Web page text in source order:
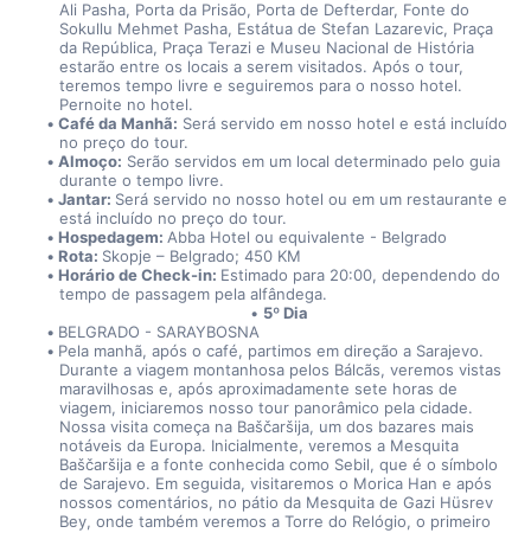
Ali Pasha, Porta da Prisão, Porta de Defterdar, Fonte do
Sokullu Mehmet Pasha, Estátua de Stefan Lazarevic, Praça
da República, Praça Terazi e Museu Nacional de História
estarão entre os locais a serem visitados. Após o tour,
teremos tempo livre e seguiremos para o nosso hotel.
Pernoite no hotel.
Café da Manhã: Será servido em nosso hotel e está incluído
no preço do tour.
Almoço: Serão servidos em um local determinado pelo guia
durante o tempo livre.
Jantar: Será servido no nosso hotel ou em um restaurante e
está incluído no preço do tour.
Hospedagem: Abba Hotel ou equivalente - Belgrado
Rota: Skopje – Belgrado; 450 KM
Horário de Check-in: Estimado para 20:00, dependendo do
tempo de passagem pela alfândega.
5º Dia
BELGRADO - SARAYBOSNA
Pela manhã, após o café, partimos em direção a Sarajevo.
Durante a viagem montanhosa pelos Bálcãs, veremos vistas
maravilhosas e, após aproximadamente sete horas de
viagem, iniciaremos nosso tour panorâmico pela cidade.
Nossa visita começa na Baščaršija, um dos bazares mais
notáveis da Europa. Inicialmente, veremos a Mesquita
Baščaršija e a fonte conhecida como Sebil, que é o símbolo
de Sarajevo. Em seguida, visitaremos o Morica Han e após
nossos comentários, no pátio da Mesquita de Gazi Hüsrev
Bey, onde também veremos a Torre do Relógio, o primeiro